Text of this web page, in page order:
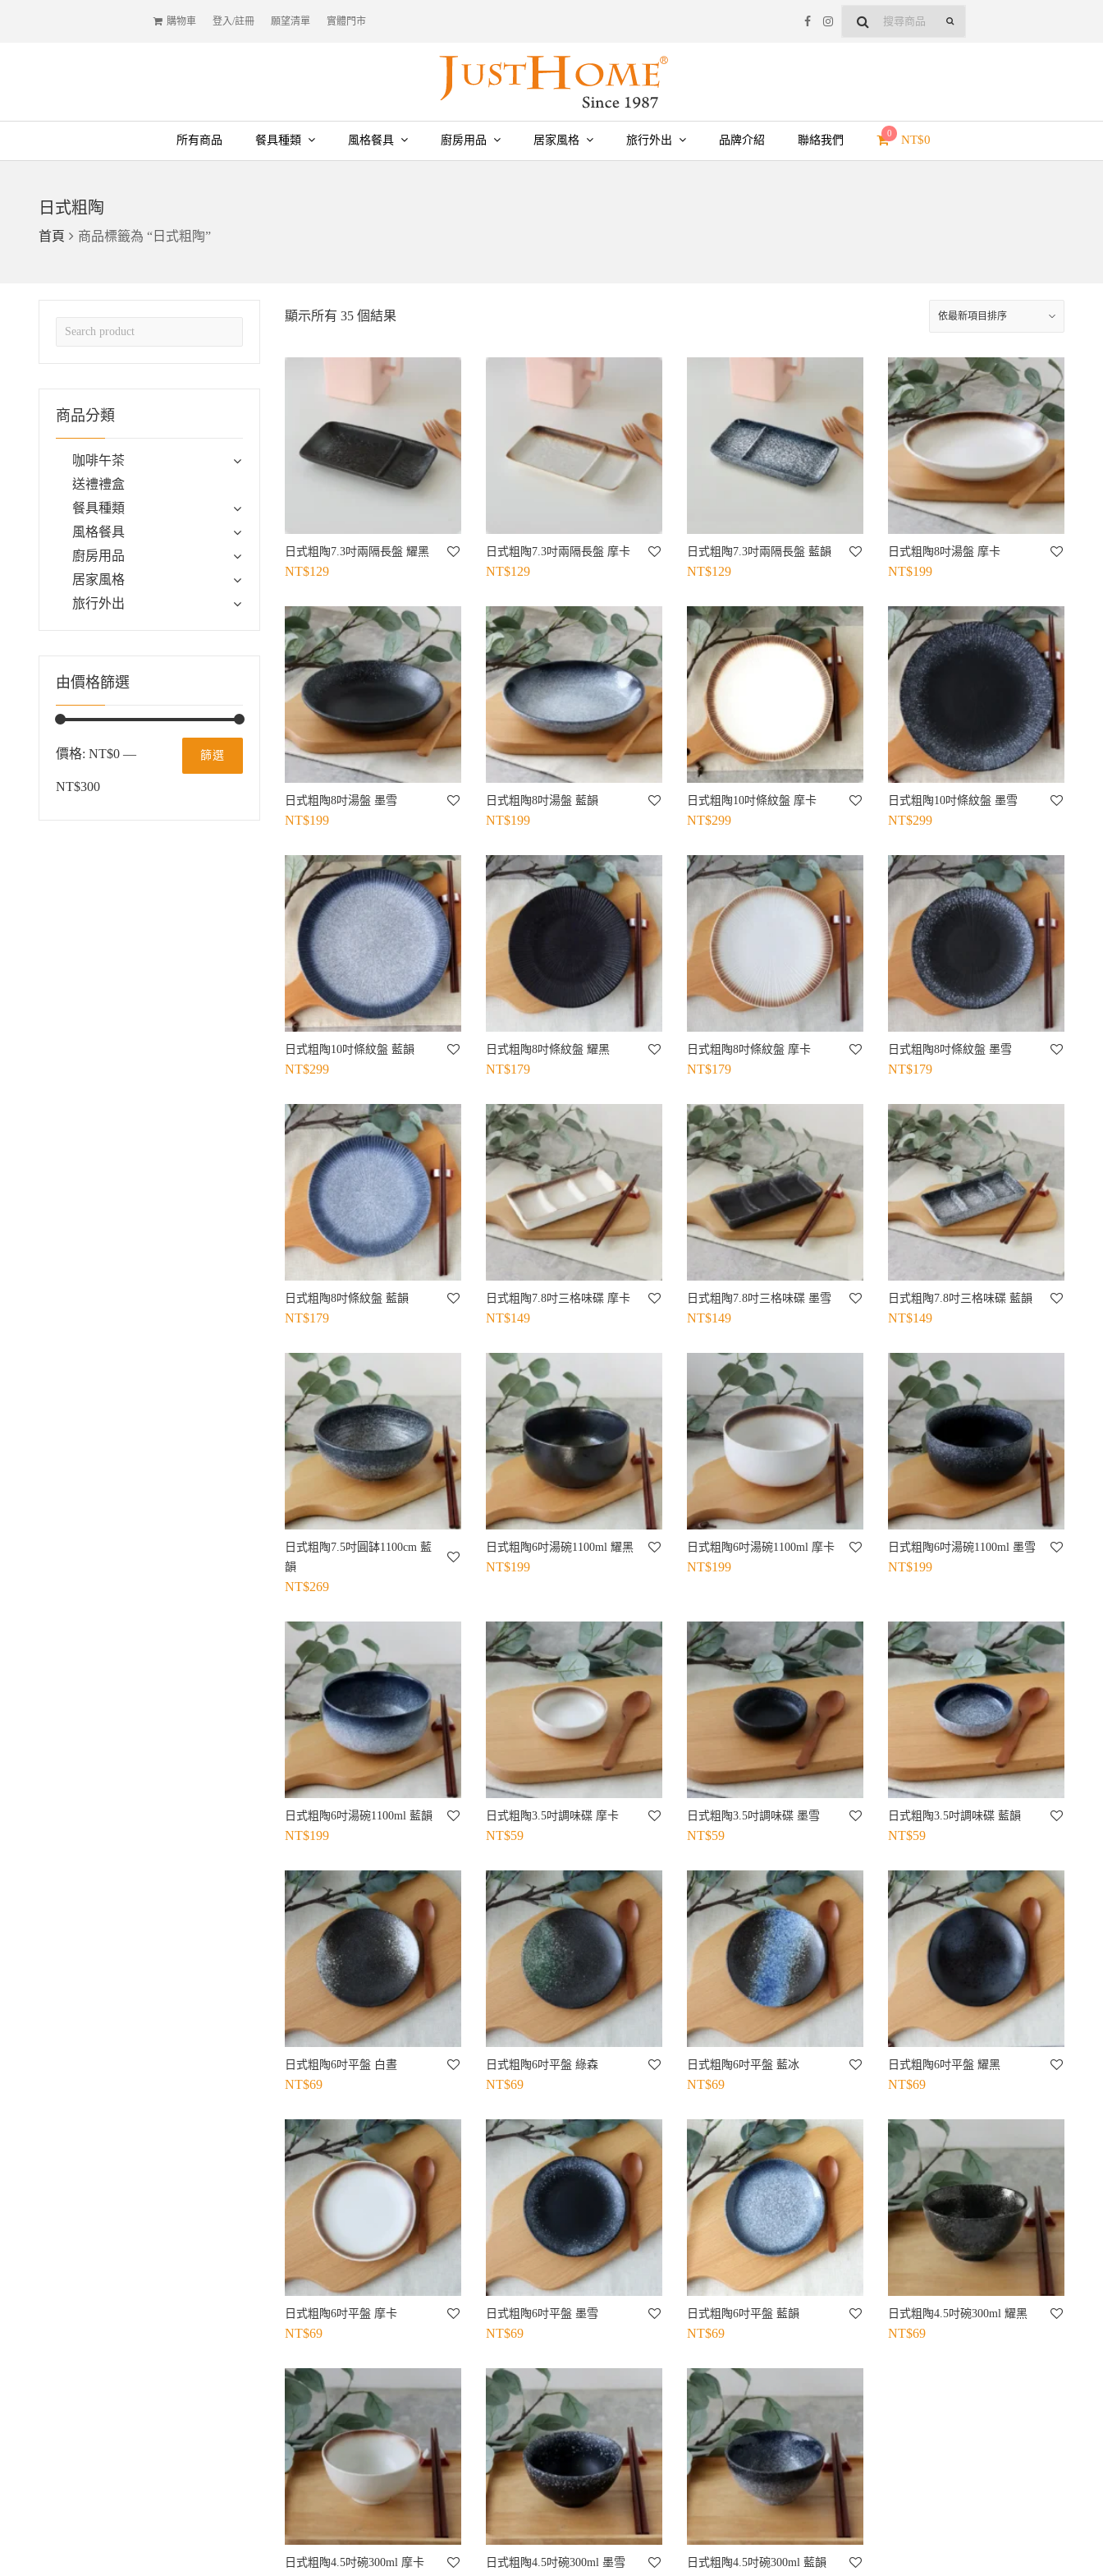
購物車 登入/註冊 願望清單 實體門市
所有商品 餐具種類 風格餐具 廚房用品 居家風格 旅行外出 品牌介紹 聯絡我們
0 NT$0
日式粗陶
首頁 商品標籤為 “日式粗陶”
顯示所有 35 個結果
日式粗陶7.3吋兩隔長盤 耀黑
NT$129
日式粗陶7.3吋兩隔長盤 摩卡
NT$129
日式粗陶7.3吋兩隔長盤 藍韻
NT$129
日式粗陶8吋湯盤 摩卡
NT$199
日式粗陶8吋湯盤 墨雪
NT$199
日式粗陶8吋湯盤 藍韻
NT$199
日式粗陶10吋條紋盤 摩卡
NT$299
日式粗陶10吋條紋盤 墨雪
NT$299
日式粗陶10吋條紋盤 藍韻
NT$299
日式粗陶8吋條紋盤 耀黑
NT$179
日式粗陶8吋條紋盤 摩卡
NT$179
日式粗陶8吋條紋盤 墨雪
NT$179
日式粗陶8吋條紋盤 藍韻
NT$179
日式粗陶7.8吋三格味碟 摩卡
NT$149
日式粗陶7.8吋三格味碟 墨雪
NT$149
日式粗陶7.8吋三格味碟 藍韻
NT$149
日式粗陶7.5吋圓缽1100cm 藍
韻
NT$269
日式粗陶6吋湯碗1100ml 耀黑
NT$199
日式粗陶6吋湯碗1100ml 摩卡
NT$199
日式粗陶6吋湯碗1100ml 墨雪
NT$199
日式粗陶6吋湯碗1100ml 藍韻
NT$199
日式粗陶3.5吋調味碟 摩卡
NT$59
日式粗陶3.5吋調味碟 墨雪
NT$59
日式粗陶3.5吋調味碟 藍韻
NT$59
日式粗陶6吋平盤 白晝
NT$69
日式粗陶6吋平盤 綠森
NT$69
日式粗陶6吋平盤 藍冰
NT$69
日式粗陶6吋平盤 耀黑
NT$69
日式粗陶6吋平盤 摩卡
NT$69
日式粗陶6吋平盤 墨雪
NT$69
日式粗陶6吋平盤 藍韻
NT$69
日式粗陶4.5吋碗300ml 耀黑
NT$69
日式粗陶4.5吋碗300ml 摩卡 日式粗陶4.5吋碗300ml 墨雪 日式粗陶4.5吋碗300ml 藍韻
商品分類
咖啡午茶
送禮禮盒
餐具種類
風格餐具
廚房用品
居家風格
旅行外出
由價格篩選
篩選
價格: NT$0 —
NT$300